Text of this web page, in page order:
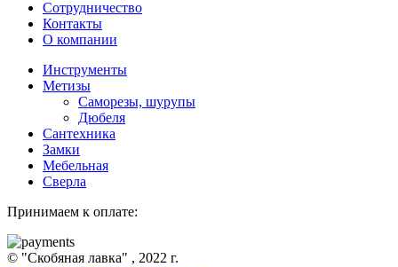
Сотрудничество
Контакты
О компании
Инструменты
Метизы
Саморезы, шурупы
Дюбеля
Сантехника
Замки
Мебельная
Сверла
Принимаем к оплате:
© "Скобяная лавка" , 2022 г.